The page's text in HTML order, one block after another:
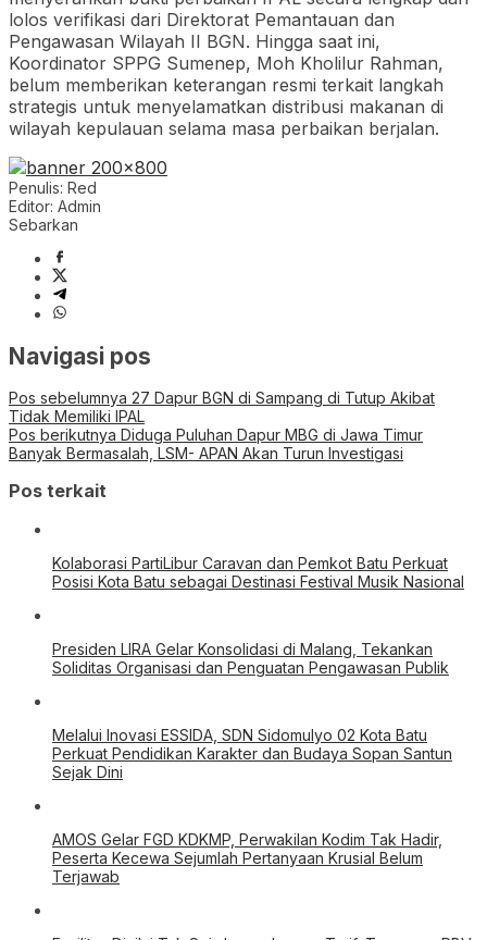
lolos verifikasi dari Direktorat Pemantauan dan
Pengawasan Wilayah II BGN. Hingga saat ini,
Koordinator SPPG Sumenep, Moh Kholilur Rahman,
belum memberikan keterangan resmi terkait langkah
strategis untuk menyelamatkan distribusi makanan di
wilayah kepulauan selama masa perbaikan berjalan.
Penulis: Red
Editor: Admin
Sebarkan
Navigasi pos
Pos sebelumnya 27 Dapur BGN di Sampang di Tutup Akibat
Tidak Memiliki IPAL
Pos berikutnya Diduga Puluhan Dapur MBG di Jawa Timur
Banyak Bermasalah, LSM- APAN Akan Turun Investigasi
Pos terkait
Kolaborasi PartiLibur Caravan dan Pemkot Batu Perkuat
Posisi Kota Batu sebagai Destinasi Festival Musik Nasional
Presiden LIRA Gelar Konsolidasi di Malang, Tekankan
Soliditas Organisasi dan Penguatan Pengawasan Publik
Melalui Inovasi ESSIDA, SDN Sidomulyo 02 Kota Batu
Perkuat Pendidikan Karakter dan Budaya Sopan Santun
Sejak Dini
AMOS Gelar FGD KDKMP, Perwakilan Kodim Tak Hadir,
Peserta Kecewa Sejumlah Pertanyaan Krusial Belum
Terjawab